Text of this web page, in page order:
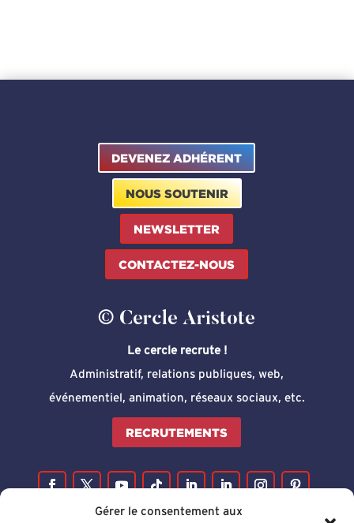
Gérer le consentement aux
DEVENEZ ADHÉRENT
NOUS SOUTENIR
NEWSLETTER
CONTACTEZ-NOUS
© Cercle Aristote
Le cercle recrute !
Administratif, relations publiques, web,
événementiel, animation, réseaux sociaux, etc.
RECRUTEMENTS